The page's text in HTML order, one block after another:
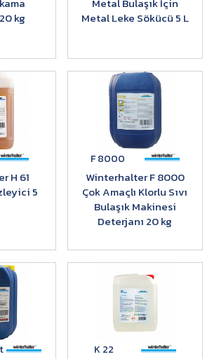
kg
Metal Bulaşık İçin
Metal Leke Sökücü 5 L
H 61
5
F 8000
Winterhalter F 8000
Çok Amaçlı Klorlu Sıvı
Bulaşık Makinesi
Deterjanı 20 kg
K 22